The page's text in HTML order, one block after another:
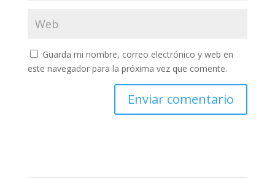
Guarda mi nombre, correo electrónico y web en
este navegador para la próxima vez que comente.